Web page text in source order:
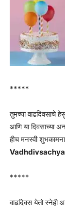
*****
तुमच्या वाढदिवसाचे
आणि या दिवसाच्या
हीच मनस्वी
*****
वाढदिवस येतो स्नेही